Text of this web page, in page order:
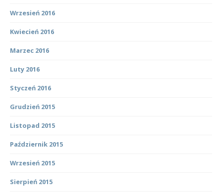
Wrzesień 2016
Kwiecień 2016
Marzec 2016
Luty 2016
Styczeń 2016
Grudzień 2015
Listopad 2015
Październik 2015
Wrzesień 2015
Sierpień 2015